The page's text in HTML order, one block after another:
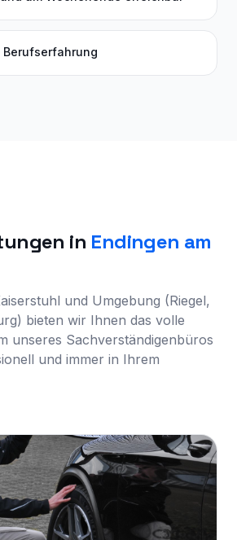
Berufserfahrung
in Endingen am
und Umgebung (Riegel,
bieten wir Ihnen das volle
unseres Sachverständigenbüros
und immer in Ihrem